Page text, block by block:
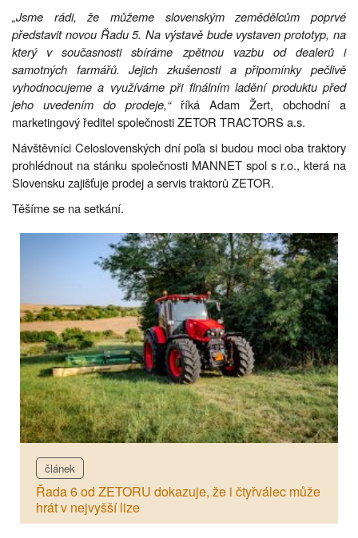
„Jsme rádi, že můžeme slovenským zemědělcům poprvé
představit novou Řadu 5. Na výstavě bude vystaven prototyp, na
který v současnosti sbíráme zpětnou vazbu od dealerů i
samotných farmářů. Jejich zkušenosti a připomínky pečlivě
vyhodnocujeme a využíváme při finálním ladění produktu před
jeho uvedením do prodeje,“říká Adam Žert, obchodní a
marketingový ředitel společnosti ZETOR TRACTORS a.s.
Návštěvníci Celoslovenských dní poľa si budou moci oba traktory
prohlédnout na stánku společnosti MANNET spol s r.o., která na
Slovensku zajišťuje prodej a servis traktorů ZETOR.
Těšíme se na setkání.
článek
Řada 6 od ZETORU dokazuje, že i čtyřválec může
hrát v nejvyšší lize